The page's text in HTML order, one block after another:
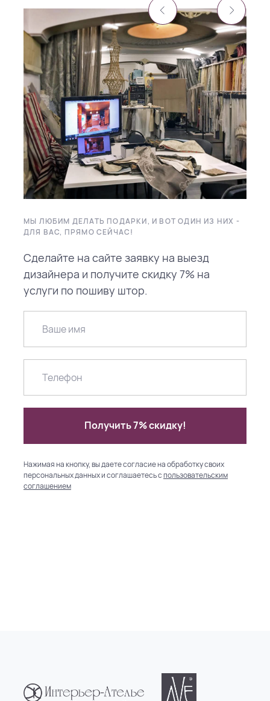
МЫ ЛЮБИМ ДЕЛАТЬ ПОДАРКИ, И ВОТ ОДИН ИЗ НИХ -
ДЛЯ ВАС, ПРЯМО СЕЙЧАС!
Сделайте на сайте заявку на выезд
дизайнера и получите скидку 7% на
услуги по пошиву штор.
Получить 7% скидку!
Нажимая на кнопку, вы даете согласие на обработку своих
персональных данных и соглашаетесь спользовательским
соглашением